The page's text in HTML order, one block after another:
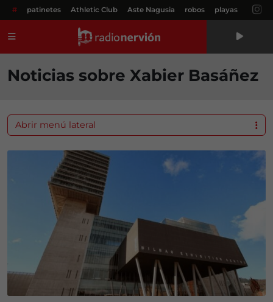
# patinetes Athletic Club Aste Nagusia robos playas
Noticias sobre Xabier Basáñez
Abrir menú lateral